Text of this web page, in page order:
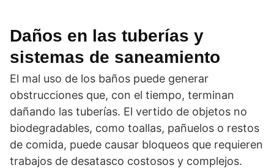
Daños en las tuberías y
sistemas de saneamiento
El mal uso de los baños puede generar
obstrucciones que, con el tiempo, terminan
dañando las tuberías. El vertido de objetos no
biodegradables, como toallas, pañuelos o restos
de comida, puede causar bloqueos que requieren
trabajos de desatasco costosos y complejos.